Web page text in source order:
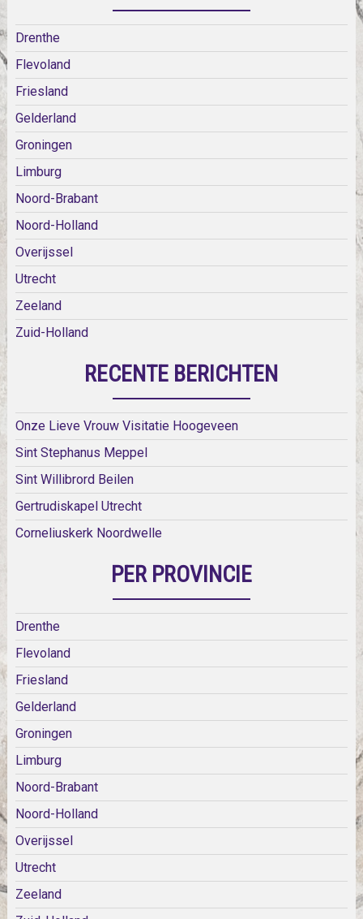
Drenthe
Flevoland
Friesland
Gelderland
Groningen
Limburg
Noord-Brabant
Noord-Holland
Overijssel
Utrecht
Zeeland
Zuid-Holland
RECENTE BERICHTEN
Onze Lieve Vrouw Visitatie Hoogeveen
Sint Stephanus Meppel
Sint Willibrord Beilen
Gertrudiskapel Utrecht
Corneliuskerk Noordwelle
PER PROVINCIE
Drenthe
Flevoland
Friesland
Gelderland
Groningen
Limburg
Noord-Brabant
Noord-Holland
Overijssel
Utrecht
Zeeland